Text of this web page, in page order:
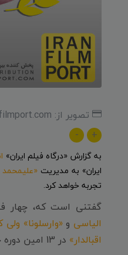
تصویر از: iranfilmport.com
+
-
به گزارش «درگاه فیلم ایران»
ایران» به مدیریت«علیمحمد
تجربه خواهد کرد.
گفتنی است که، چهار
الیاسی و«وارسلونا» ولی
اقبالدار» در 13 امین دوره جشنواره KinoFest روسیه 2023 حضور یافته اند.